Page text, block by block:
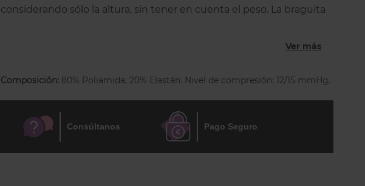
considerando sólo la altura, sin tener en cuenta el peso. La braguita
cuerpo. La compresión graduada de 12/15 mmHg previene y lucha
plantilla anti-cansancio para una suave base de apoye al metatarso,
invisible con cualquier tipo de calzado. Con costuras planas y
función higiénica de Sanitized®. Dispositivo médico classe 1
conforme a la directiva europea 93/42 EEC.
Ver más
Composición: 80% Poliamida, 20% Elastán. Nivel de compresión: 12/15 mmHg.
Consúltanos Pago Seguro